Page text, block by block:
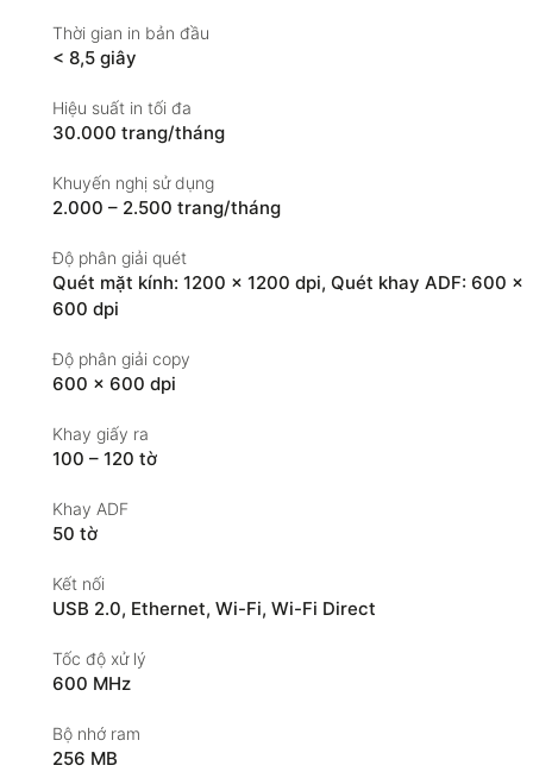
Thời gian in bản đầu
< 8,5 giây
Hiệu suất in tối đa
30.000 trang/tháng
Khuyến nghị sử dụng
2.000 – 2.500 trang/tháng
Độ phân giải quét
Quét mặt kính: 1200 × 1200 dpi, Quét khay ADF: 600 ×
600 dpi
Độ phân giải copy
600 × 600 dpi
Khay giấy ra
100 – 120 tờ
Khay ADF
50 tờ
Kết nối
USB 2.0, Ethernet, Wi-Fi, Wi-Fi Direct
Tốc độ xử lý
600 MHz
Bộ nhớ ram
256 MB